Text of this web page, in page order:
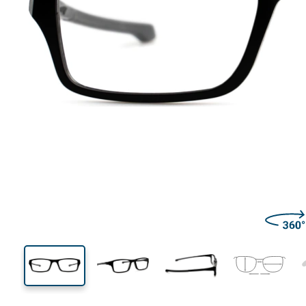
31 mm
Ύψος φακού
53 mm
Μήκος φακού